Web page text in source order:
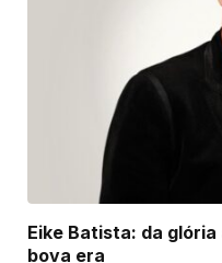
Eike Batista: da
bova era